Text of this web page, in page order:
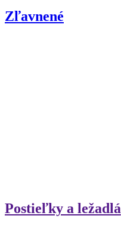
Zľavnené
Postieľky a ležadlá